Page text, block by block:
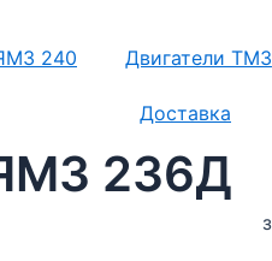
240 Двигатели ТМЗ
Доставка
236Д